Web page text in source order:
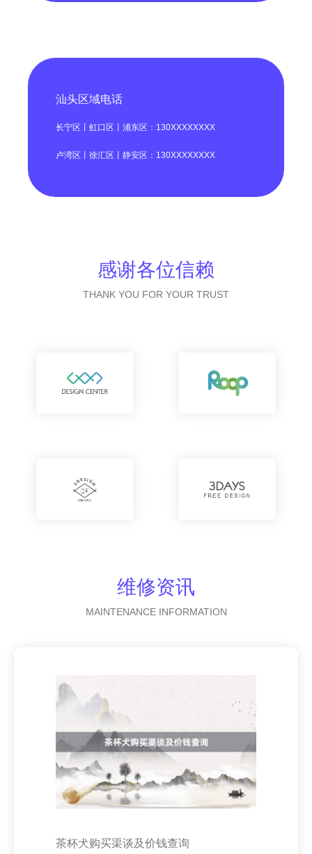
汕头区域电话
长宁区丨虹口区丨浦东区：130XXXXXXXX
卢湾区丨徐汇区丨静安区：130XXXXXXXX
感谢各位信赖
THANK YOU FOR YOUR TRUST
维修资讯
MAINTENANCE INFORMATION
茶杯犬购买渠谈及价钱查询